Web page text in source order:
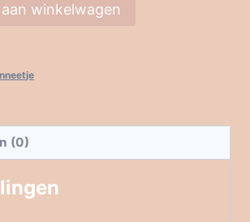
winkelwagen
(0)